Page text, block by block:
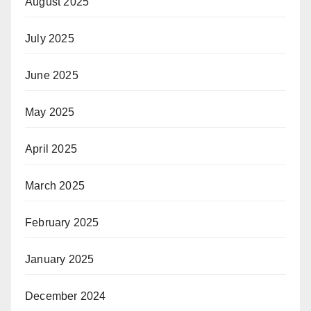
July 2025
June 2025
May 2025
April 2025
March 2025
February 2025
January 2025
December 2024